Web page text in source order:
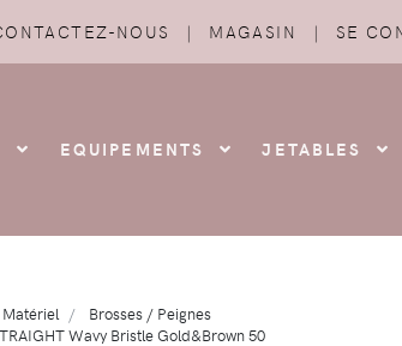
NOUS | MAGASIN | SE
EQUIPEMENTS JETABLES
Matériel
Brosses / Peignes
Wavy Bristle Gold&Brown 50